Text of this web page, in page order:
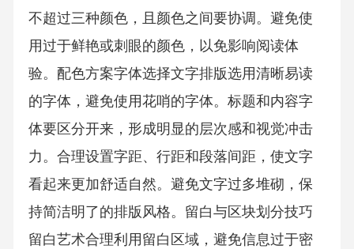
不超过三种颜色，且颜色之间要协调。避免使
用过于鲜艳或刺眼的颜色，以免影响阅读体
验。配色方案字体选择文字排版选用清晰易读
的字体，避免使用花哨的字体。标题和内容字
体要区分开来，形成明显的层次感和视觉冲击
力。合理设置字距、行距和段落间距，使文字
看起来更加舒适自然。避免文字过多堆砌，保
持简洁明了的排版风格。留白与区块划分技巧
留白艺术合理利用留白区域，避免信息过于密